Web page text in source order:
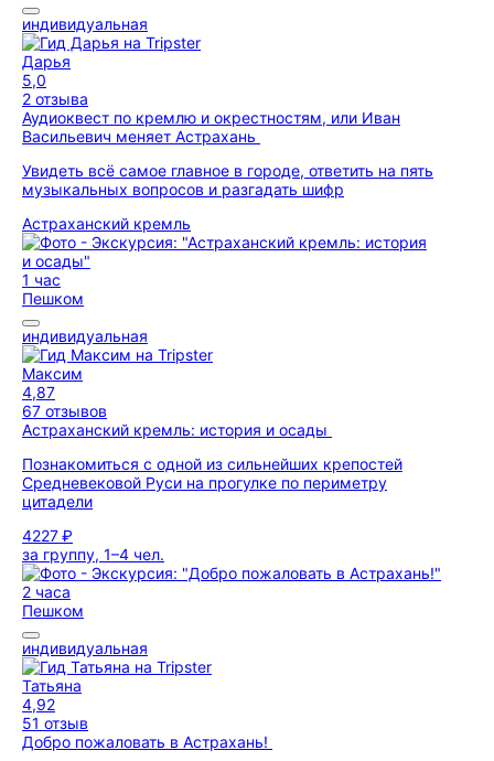
индивидуальная
Дарья
5,0
2 отзыва
Аудиоквест по кремлю и окрестностям, или Иван
Васильевич меняет Астрахань
Увидеть всё самое главное в городе, ответить на пять
музыкальных вопросов и разгадать шифр
Астраханский кремль
1 час
Пешком
индивидуальная
Максим
4,87
67 отзывов
Астраханский кремль: история и осады
Познакомиться с одной из сильнейших крепостей
Средневековой Руси на прогулке по периметру
цитадели
4227 ₽
за группу, 1–4 чел.
2 часа
Пешком
индивидуальная
Татьяна
4,92
51 отзыв
Добро пожаловать в Астрахань!